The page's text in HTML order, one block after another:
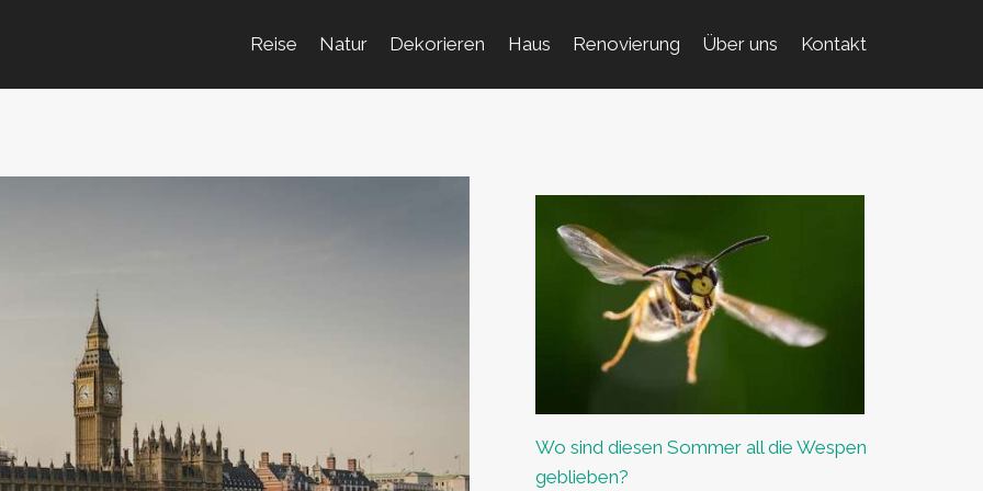
Reise Natur Dekorieren Haus Renovierung Über uns Kontakt
Wo sind diesen Sommer all die Wespen
geblieben?